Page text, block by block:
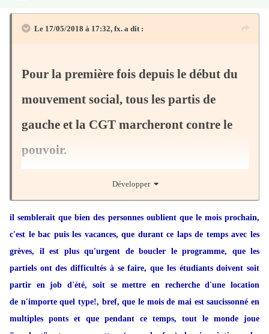
Attac) présenter les choses.
toutes les organisations aux luttes sociales, tenter de faire reculer le
gouvernement et présenter les alternatives des mouvements. "C'est
Copernic. Ce que Macron détruit c'est une forme de civilisation.
Cette marée populaire va lui dire à Macron 'les noces du fric et des
Les organisateurs ont confirmé que les marées populaires seront
multiples. Cette forme a été privilégiée à une manifestation unique
pour "faire masse et avoir le maximum de monde dans la rue". A
Paris, le cortège fera le parcours Gare de l'Est-République-
Bastille. Jean-Luc Mélenchon n'y sera pas puisqu'il a déjà prévu de
défiler à Marseille; il n'y aura donc pas de photo de famille de
toutes les responsables anti-Macron.
Le 17/05/2018 à 17:32, fx. a dit :
Pour la première fois depuis le début du
mouvement social, tous les partis de
gauche et la CGT marcheront contre le
pouvoir.
POLITIQUE - Tout le monde était présent, ou presque. Ce jeudi
17 mai, une délégation inédite de représentants associatifs,
syndicaux et politiques s'était donnée rendez-vous au siège de la
CGT à Montreuil pour y dévoiler les contours de laprochaine
journée de mobilisation contre la politique d'Emmanuel Macron.
Développer
il semblerait que bien des personnes oublient que le mois prochain,
c'est le bac puis les vacances, que durant ce laps de temps avec les
grèves, il est plus qu'urgent de boucler le programme, que les
partiels ont des difficultés à se faire, que les étudiants doivent soit
partir en job d'été, soit se mettre en recherche d'une location
de n'importe quel type!, bref, que le mois de mai est saucissonné en
multiples ponts et que pendant ce temps, tout le monde joue